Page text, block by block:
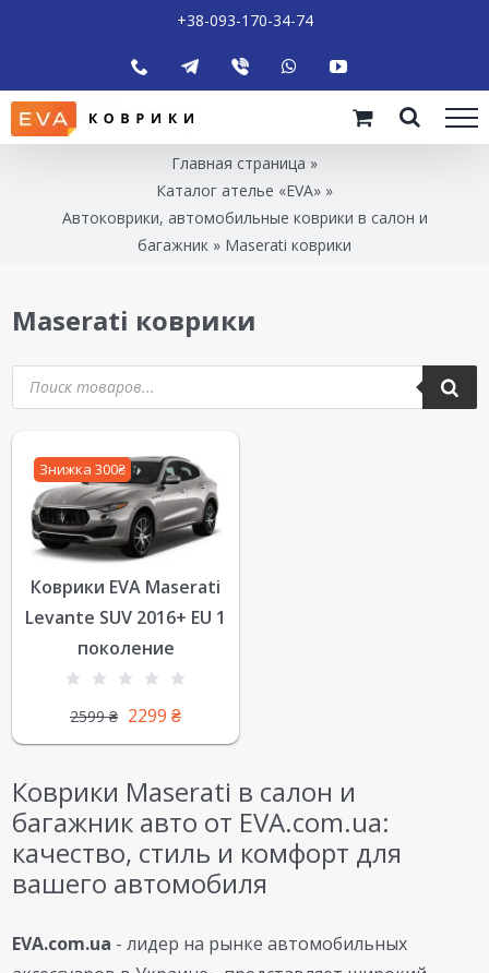
+38-093-170-34-74
Главная страница »
Каталог ателье «EVA» »
Автоковрики, автомобильные коврики в салон и
багажник » Maserati коврики
Maserati коврики
Знижка 300₴
Коврики EVA Maserati
Levante SUV 2016+ EU 1
поколение
2599₴ 2299 ₴
Коврики Maserati в салон и
багажник авто от EVA.com.ua:
качество, стиль и комфорт для
вашего автомобиля
EVA.com.ua - лидер на рынке автомобильных